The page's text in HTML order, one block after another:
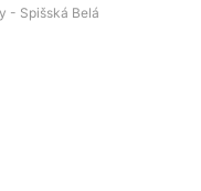
- Spišská Belá